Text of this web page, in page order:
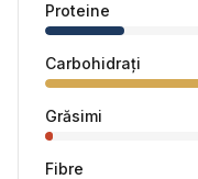
Proteine
Carbohidrați
Grăsimi
Fibre